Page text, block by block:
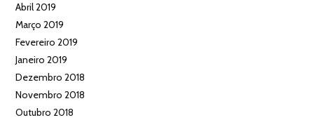
Abril 2019
Março 2019
Fevereiro 2019
Janeiro 2019
Dezembro 2018
Novembro 2018
Outubro 2018